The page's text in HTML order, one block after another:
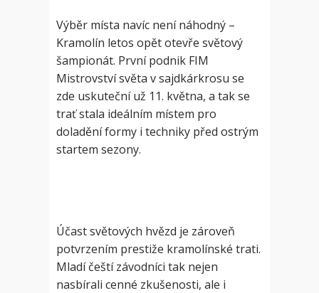
Výběr místa navíc není náhodný –
Kramolín letos opět otevře světový
šampionát. První podnik FIM
Mistrovství světa v sajdkárkrosu se
zde uskuteční už 11. května, a tak se
trať stala ideálním místem pro
doladění formy i techniky před ostrým
startem sezony.
Účast světových hvězd je zároveň
potvrzením prestiže kramolínské trati.
Mladí čeští závodníci tak nejen
nasbírali cenné zkušenosti, ale i